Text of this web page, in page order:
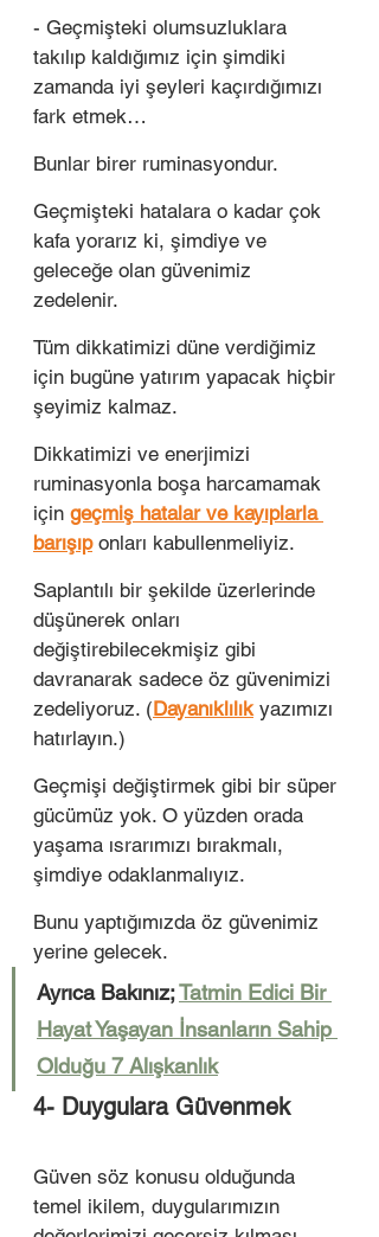
- Geçmişteki olumsuzluklara
takılıp kaldığımız için şimdiki
zamanda iyi şeyleri kaçırdığımızı
fark etmek…
Bunlar birer ruminasyondur.
Geçmişteki hatalara o kadar çok
kafa yorarız ki, şimdiye ve
geleceğe olan güvenimiz
zedelenir.
Tüm dikkatimizi düne verdiğimiz
için bugüne yatırım yapacak hiçbir
şeyimiz kalmaz.
Dikkatimizi ve enerjimizi
ruminasyonla boşa harcamamak
için geçmiş hatalar ve kayıplarla
barışıp onları kabullenmeliyiz.
Saplantılı bir şekilde üzerlerinde
düşünerek onları
değiştirebilecekmişiz gibi
davranarak sadece öz güvenimizi
zedeliyoruz. (Dayanıklılık yazımızı
hatırlayın.)
Geçmişi değiştirmek gibi bir süper
gücümüz yok. O yüzden orada
yaşama ısrarımızı bırakmalı,
şimdiye odaklanmalıyız.
Bunu yaptığımızda öz güvenimiz
yerine gelecek.
Ayrıca Bakınız; Tatmin Edici Bir
Hayat Yaşayan İnsanların Sahip
Olduğu 7 Alışkanlık
4- Duygulara Güvenmek
Güven söz konusu olduğunda
temel ikilem, duygularımızın